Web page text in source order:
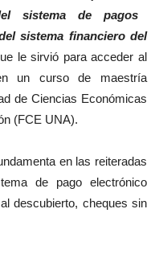
sistema de pagos
sistema financiero del
le sirvió para acceder al
un curso de maestría
de Ciencias Económicas
(FCE UNA).
en las reiteradas
de pago electrónico
descubierto, cheques sin